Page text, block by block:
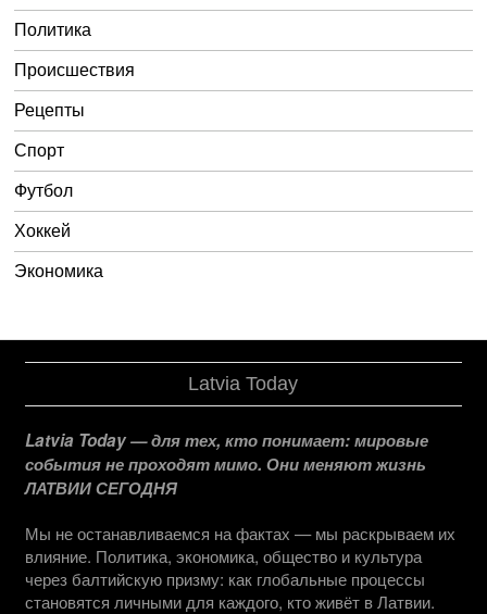
Политика
Происшествия
Рецепты
Спорт
Футбол
Хоккей
Экономика
Latvia Today
Latvia Today — для тех, кто понимает: мировые
события не проходят мимо. Они меняют жизнь
ЛАТВИИ СЕГОДНЯ
Мы не останавливаемся на фактах — мы раскрываем их
влияние. Политика, экономика, общество и культура
через балтийскую призму: как глобальные процессы
становятся личными для каждого, кто живёт в Латвии.